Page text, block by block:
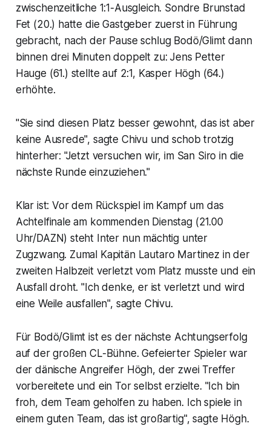
zwischenzeitliche 1:1-Ausgleich. Sondre Brunstad
Fet (20.) hatte die Gastgeber zuerst in Führung
gebracht, nach der Pause schlug Bodö/Glimt dann
binnen drei Minuten doppelt zu: Jens Petter
Hauge (61.) stellte auf 2:1, Kasper Högh (64.)
erhöhte.
"Sie sind diesen Platz besser gewohnt, das ist aber
keine Ausrede", sagte Chivu und schob trotzig
hinterher: "Jetzt versuchen wir, im San Siro in die
nächste Runde einzuziehen."
Klar ist: Vor dem Rückspiel im Kampf um das
Achtelfinale am kommenden Dienstag (21.00
Uhr/DAZN) steht Inter nun mächtig unter
Zugzwang. Zumal Kapitän Lautaro Martinez in der
zweiten Halbzeit verletzt vom Platz musste und ein
Ausfall droht. "Ich denke, er ist verletzt und wird
eine Weile ausfallen", sagte Chivu.
Für Bodö/Glimt ist es der nächste Achtungserfolg
auf der großen CL-Bühne. Gefeierter Spieler war
der dänische Angreifer Högh, der zwei Treffer
vorbereitete und ein Tor selbst erzielte. "Ich bin
froh, dem Team geholfen zu haben. Ich spiele in
einem guten Team, das ist großartig", sagte Högh.